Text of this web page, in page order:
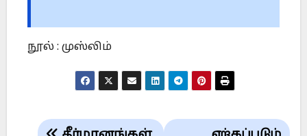
நூல் : முஸ்லிம்
Post